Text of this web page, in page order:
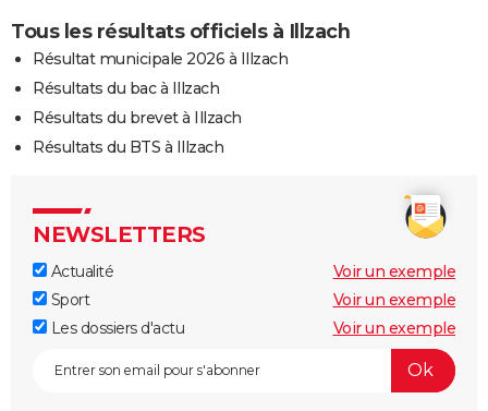
Tous les résultats officiels à Illzach
Résultat municipale 2026 à Illzach
Résultats du bac à Illzach
Résultats du brevet à Illzach
Résultats du BTS à Illzach
NEWSLETTERS
Actualité
Voir un exemple
Sport
Voir un exemple
Les dossiers d'actu
Voir un exemple